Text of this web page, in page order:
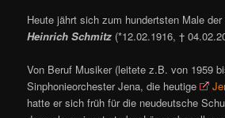
a
v
g
a
t
Heute jährt sich zum hundertsten Male
Heinrich Schmitz (*12.02.1916, †
Von Beruf Musiker (leitete z.B. von 1959
Sinphonieorchester Jena, die heutige
hatte er sich früh für die neudeutsche